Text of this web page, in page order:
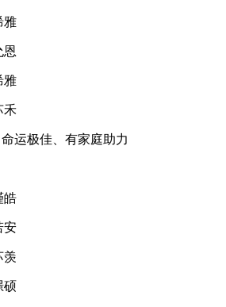
雅
恩
雅
禾
运极佳、有家庭助力
皓
安
羡
硕